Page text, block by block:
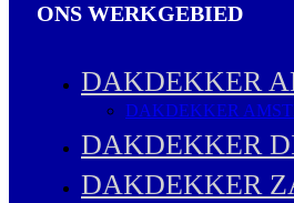
ONS WERKGEBIED
DAKDEKKER
DAKDEKKER
DAKDEKKER
DAKDEKKER